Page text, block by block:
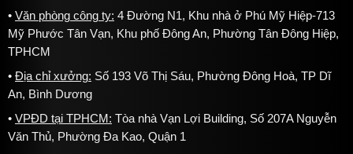
Văn phòng công ty: 4 Đường N1, Khu nhà ở Phú Mỹ Hiệp-713
Mỹ Phước Tân Vạn, Khu phố Đông An, Phường Tân Đông Hiệp,
TPHCM
Địa chỉ xưởng: Số 193 Võ Thị Sáu, Phường Đông Hoà, TP Dĩ
An, Bình Dương
VPĐD tại TPHCM: Tòa nhà Vạn Lợi Building, Số 207A Nguyễn
Văn Thủ, Phường Đa Kao, Quận 1